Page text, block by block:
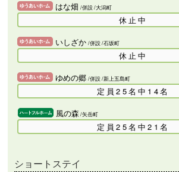
はな畑 /併設 /大潟町
休止中
いしざか/併設 /石坂町
休止中
ゆめの郷/併設 /新上五島町
定員25名中14名
風の森 /矢岳町
定員25名中21名
ショートステイ